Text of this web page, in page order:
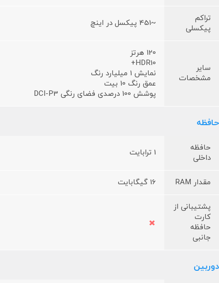
تراکم
پیکسلی
~451 پیکسل در اینچ
سایر
مشخصات
120 هرتز
HDR10+
نمایش 1 میلیارد رنگ
عمق رنگ 10 بیت
پوشش 100 درصدی فضای رنگی DCI-P3
حافظه
حافظه
داخلی
1 ترابایت
مقدار RAM 16 گیگابایت
پشتیبانی از
کارت
حافظه
جانبی
دوربین